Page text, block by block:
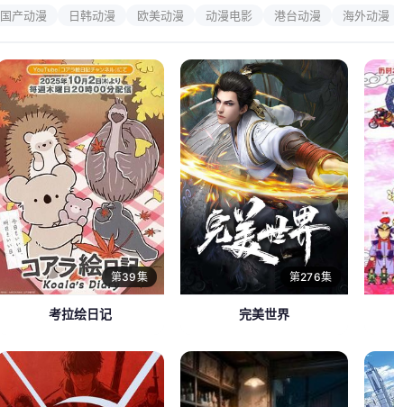
国产动漫 日韩动漫 欧美动漫 动漫电影 港台动漫 海外动漫
第39集
考拉绘日记
第276集
完美世界